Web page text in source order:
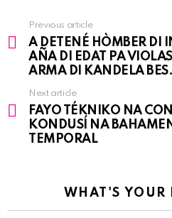
See
more
Previous article
A DETENÉ HÒMBER DI
AÑA DI EDAT PA
ARMA DI KANDELA BES.
Next article
FAYO TÉKNIKO NA
KONDUSÍ NA
TEMPORAL
WHAT'S YOUR